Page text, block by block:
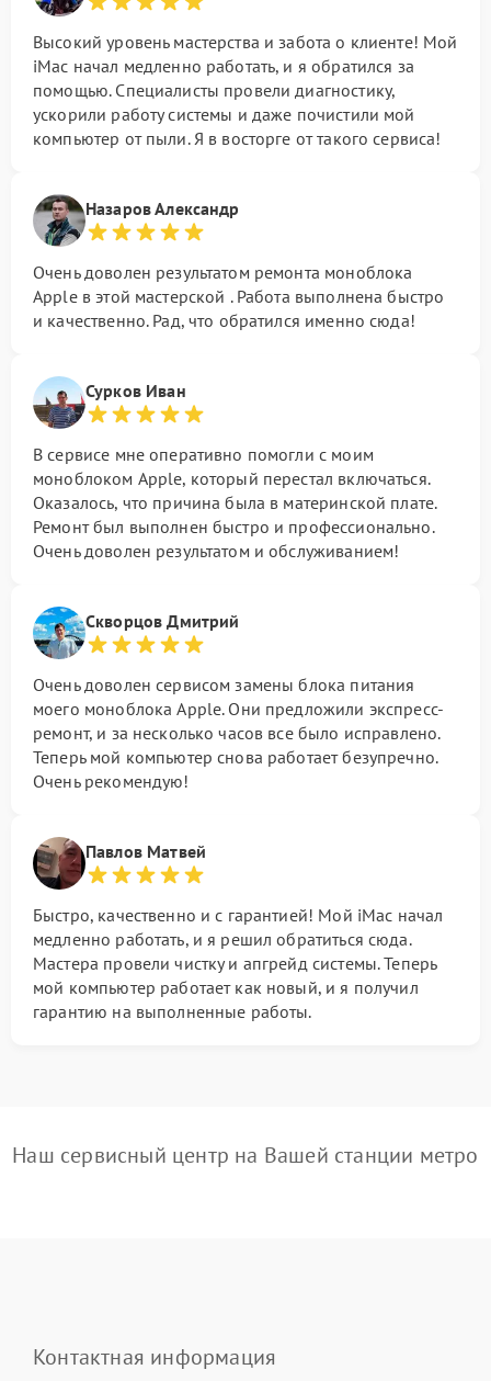
Высокий уровень мастерства и забота о клиенте! Мой
iMac начал медленно работать, и я обратился за
помощью. Специалисты провели диагностику,
ускорили работу системы и даже почистили мой
компьютер от пыли. Я в восторге от такого сервиса!
Назаров Александр
Очень доволен результатом ремонта моноблока
Apple в этой мастерской . Работа выполнена быстро
и качественно. Рад, что обратился именно сюда!
Сурков Иван
В сервисе мне оперативно помогли с моим
моноблоком Apple, который перестал включаться.
Оказалось, что причина была в материнской плате.
Ремонт был выполнен быстро и профессионально.
Очень доволен результатом и обслуживанием!
Скворцов Дмитрий
Очень доволен сервисом замены блока питания
моего моноблока Apple. Они предложили экспресс-
ремонт, и за несколько часов все было исправлено.
Теперь мой компьютер снова работает безупречно.
Очень рекомендую!
Павлов Матвей
Быстро, качественно и с гарантией! Мой iMac начал
медленно работать, и я решил обратиться сюда.
Мастера провели чистку и апгрейд системы. Теперь
мой компьютер работает как новый, и я получил
гарантию на выполненные работы.
Наш сервисный центр на Вашей станции метро
Контактная информация